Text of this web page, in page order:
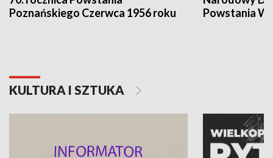
Poznańskiego Czerwca 1956 roku
Powstania
KULTURA I SZTUKA